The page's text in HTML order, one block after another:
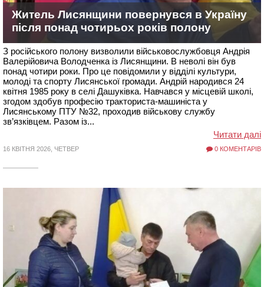
Житель Лисянщини повернувся в Україну
після понад чотирьох років полону
З російського полону визволили військовослужбовця Андрія
Валерійовича Володченка із Лисянщини. В неволі він був
понад чотири роки. Про це повідомили у відділі культури,
молоді та спорту Лисянської громади. Андрій народився 24
квітня 1985 року в селі Дашуківка. Навчався у місцевій школі,
згодом здобув професію тракториста-машиніста у
Лисянському ПТУ №32, проходив військову службу
зв’язківцем. Разом із...
Читати далі
16 КВІТНЯ 2026, ЧЕТВЕР 0 КОМЕНТАРІВ